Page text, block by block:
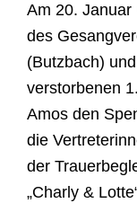
Am 20. Januar
des
(Butzbach)
verstorbenen
Amos den
die
der
„Charly & Lotte